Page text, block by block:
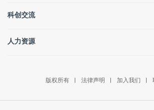
科创交流
人力资源
版权所有 法律声明 加入我们